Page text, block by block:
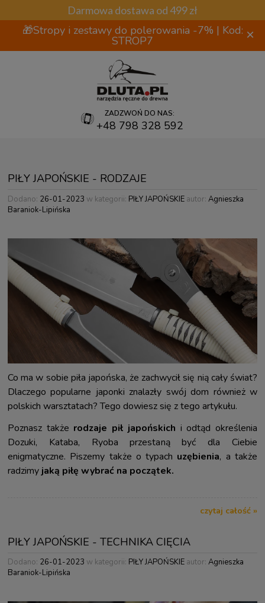
Darmowa dostawa od 499 zł
🎁Stropy i zestawy do polerowania -7% | Kod:
STROP7 ×
ZADZWOŃ DO NAS:
+48 798 328 592
PIŁY JAPOŃSKIE - RODZAJE
Dodano: 26-01-2023 w kategorii: PIŁY JAPOŃSKIE autor: Agnieszka
Baraniok-Lipińska
Co ma w sobie piła japońska, że zachwycił się nią cały świat?
Dlaczego popularne japonki znalazły swój dom również w
polskich warsztatach? Tego dowiesz się z tego artykułu.
Poznasz także rodzaje pił japońskich i odtąd określenia
Dozuki, Kataba, Ryoba przestaną być dla Ciebie
enigmatyczne. Piszemy także o typach uzębienia, a także
radzimy jaką piłę wybrać na początek.
czytaj całość »
PIŁY JAPOŃSKIE - TECHNIKA CIĘCIA
Dodano: 26-01-2023 w kategorii: PIŁY JAPOŃSKIE autor: Agnieszka
Baraniok-Lipińska